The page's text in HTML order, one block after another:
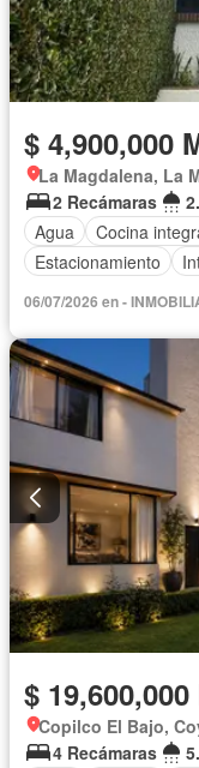
$ 4,900,000
La Magdalena, La
2 Recámaras
Agua
Cocina
Estacionamiento
06/07/2026 en -
$ 19,600,000
Copilco El Bajo,
4 Recámaras